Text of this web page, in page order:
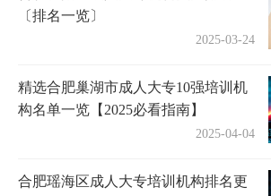
〔排名一览〕
2025-03-24
精选合肥巢湖市成人大专10强培训机
构名单一览【2025必看指南】
2025-04-04
合肥瑶海区成人大专培训机构排名更